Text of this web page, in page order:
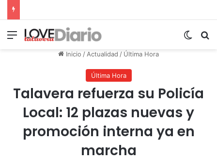
Menú
Inicio /Actualidad / Última Hora
Última Hora
Talavera refuerza su Policía
Local: 12 plazas nuevas y
promoción interna ya en
marcha